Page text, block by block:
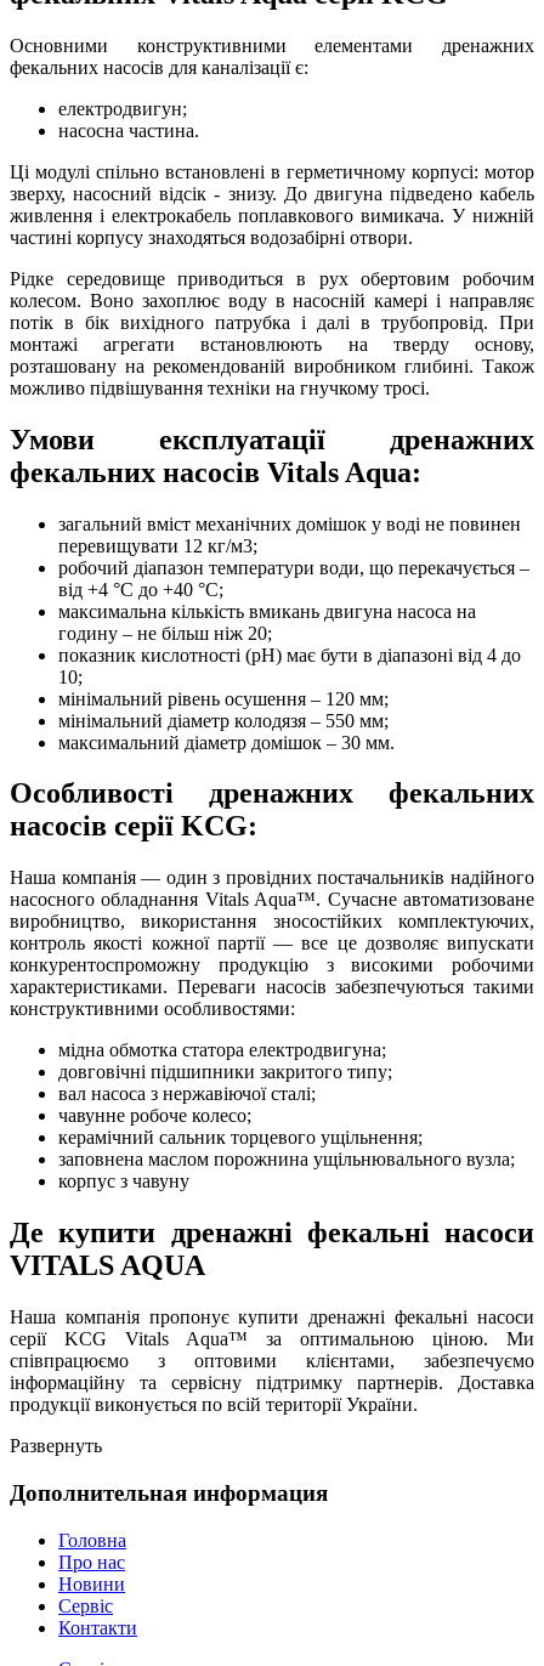
Основними конструктивними елементами дренажних
фекальних насосів для каналізації є:
електродвигун;
насосна частина.
Ці модулі спільно встановлені в герметичному корпусі: мотор
зверху, насосний відсік - знизу. До двигуна підведено кабель
живлення і електрокабель поплавкового вимикача. У нижній
частині корпусу знаходяться водозабірні отвори.
Рідке середовище приводиться в рух обертовим робочим
колесом. Воно захоплює воду в насосній камері і направляє
потік в бік вихідного патрубка і далі в трубопровід. При
монтажі агрегати встановлюють на тверду основу,
розташовану на рекомендованій виробником глибині. Також
можливо підвішування техніки на гнучкому тросі.
Умови експлуатації дренажних
фекальних насосів Vitals Aqua:
загальний вміст механічних домішок у воді не повинен
перевищувати 12 кг/м3;
робочий діапазон температури води, що перекачується –
від +4 °С до +40 °С;
максимальна кількість вмикань двигуна насоса на
годину – не більш ніж 20;
показник кислотності (рН) має бути в діапазоні від 4 до
10;
мінімальний рівень осушення – 120 мм;
мінімальний діаметр колодязя – 550 мм;
максимальний діаметр домішок – 30 мм.
Особливості дренажних фекальних
насосів серії KCG:
Наша компанія — один з провідних постачальників надійного
насосного обладнання Vitals Aqua™. Сучасне автоматизоване
виробництво, використання зносостійких комплектуючих,
контроль якості кожної партії — все це дозволяє випускати
конкурентоспроможну продукцію з високими робочими
характеристиками. Переваги насосів забезпечуються такими
конструктивними особливостями:
мідна обмотка статора електродвигуна;
довговічні підшипники закритого типу;
вал насоса з нержавіючої сталі;
чавунне робоче колесо;
керамічний сальник торцевого ущільнення;
заповнена маслом порожнина ущільнювального вузла;
корпус з чавуну
Де купити дренажні фекальні насоси
VITALS AQUA
Наша компанія пропонує купити дренажні фекальні насоси
серії KCG Vitals Aqua™ за оптимальною ціною. Ми
співпрацюємо з оптовими клієнтами, забезпечуємо
інформаційну та сервісну підтримку партнерів. Доставка
продукції виконується по всій території України.
Развернуть
Дополнительная информация
Головна
Про нас
Новини
Сервіс
Контакти